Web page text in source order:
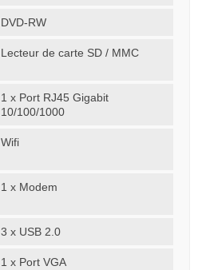
DVD-RW
Lecteur de carte SD / MMC
1 x Port RJ45 Gigabit
10/100/1000
Wifi
1 x Modem
3 x USB 2.0
1 x Port VGA